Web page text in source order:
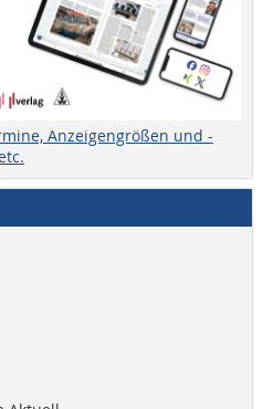
Anzeigengrößen und -